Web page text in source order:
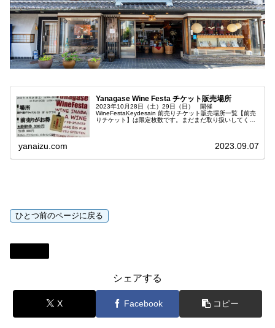
Yanagase Wine Festa チケット販売場所
2023年10月28日（土）29日（日） 開催
WineFestaKeydesain 前売りチケット販売場所一覧【前売
りチケット】は限定枚数です。まだまだ取り扱いしてくだ
yanaizu.com 2023.09.07
シェアする
X Facebook コピー